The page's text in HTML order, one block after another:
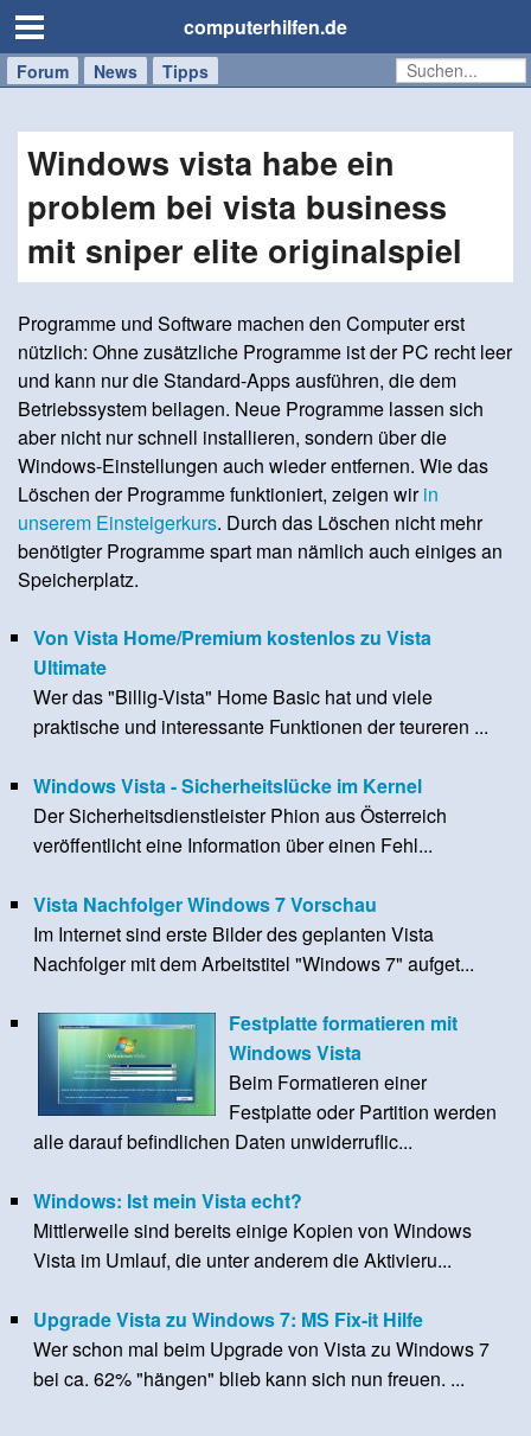
computerhilfen.de
Forum News Tipps
Handy
Windows
Mac
Windows vista habe ein
problem bei vista business
mit sniper elite originalspiel
Programme und Software machen den Computer erst
nützlich: Ohne zusätzliche Programme ist der PC recht leer
und kann nur die Standard-Apps ausführen, die dem
Betriebssystem beilagen. Neue Programme lassen sich
aber nicht nur schnell installieren, sondern über die
Windows-Einstellungen auch wieder entfernen. Wie das
Löschen der Programme funktioniert, zeigen wirin
unserem Einsteigerkurs. Durch das Löschen nicht mehr
benötigter Programme spart man nämlich auch einiges an
Speicherplatz.
Von Vista Home/Premium kostenlos zu Vista
Ultimate
Wer das "Billig-Vista" Home Basic hat und viele
praktische und interessante Funktionen der teureren ...
Windows Vista - Sicherheitslücke im Kernel
Der Sicherheitsdienstleister Phion aus Österreich
veröffentlicht eine Information über einen Fehl...
Vista Nachfolger Windows 7 Vorschau
Im Internet sind erste Bilder des geplanten Vista
Nachfolger mit dem Arbeitstitel "Windows 7" aufget...
Festplatte formatieren mit
Windows Vista
Beim Formatieren einer
Festplatte oder Partition werden
alle darauf befindlichen Daten unwiderruflic...
Windows: Ist mein Vista echt?
Mittlerweile sind bereits einige Kopien von Windows
Vista im Umlauf, die unter anderem die Aktivieru...
Upgrade Vista zu Windows 7: MS Fix-it Hilfe
Wer schon mal beim Upgrade von Vista zu Windows 7
bei ca. 62% "hängen" blieb kann sich nun freuen. ...